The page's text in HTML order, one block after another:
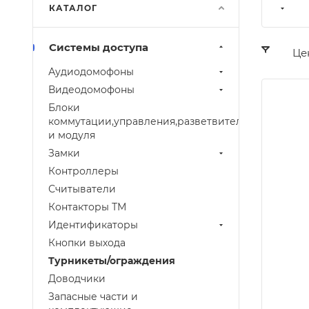
КАТАЛОГ
Системы доступа
Аудиодомофоны
Видеодомофоны
Блоки
коммутации,управления,разветвителей
и модуля
Замки
Контроллеры
Считыватели
Контакторы ТМ
Идентификаторы
Кнопки выхода
Турникеты/ограждения
Доводчики
Запасные части и